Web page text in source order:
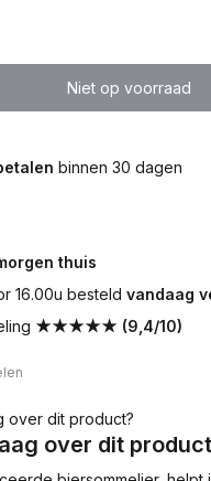
Niet op voorraad
binnen 30 dagen
thuis
16.00u besteld vandaag
★★★★★ (9,4/10)
over dit